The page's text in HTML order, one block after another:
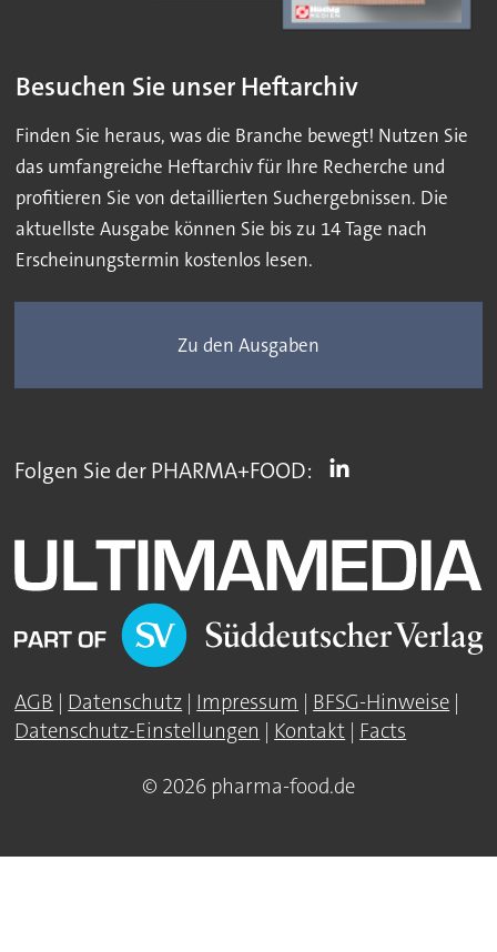
Besuchen Sie unser Heftarchiv
Finden Sie heraus, was die Branche bewegt! Nutzen Sie
das umfangreiche Heftarchiv für Ihre Recherche und
profitieren Sie von detaillierten Suchergebnissen. Die
aktuellste Ausgabe können Sie bis zu 14 Tage nach
Erscheinungstermin kostenlos lesen.
Zu den Ausgaben
Folgen Sie der PHARMA+FOOD:
AGB | Datenschutz | Impressum | BFSG-Hinweise |
Datenschutz-Einstellungen | Kontakt | Facts
© 2026 pharma-food.de